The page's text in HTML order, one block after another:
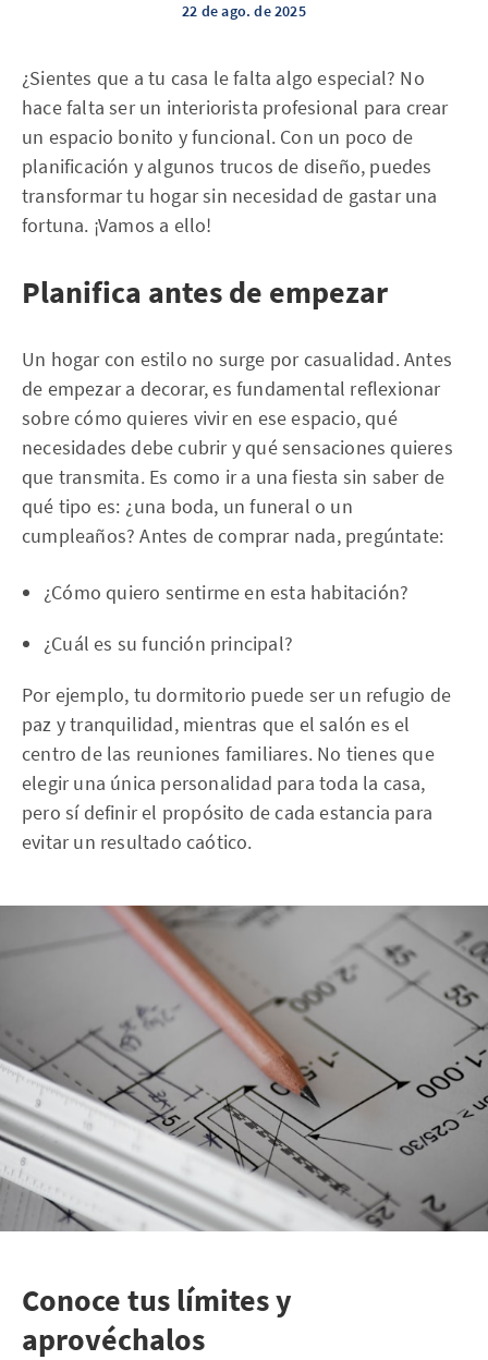
22 de ago. de 2025
¿Sientes que a tu casa le falta algo especial? No
hace falta ser un interiorista profesional para crear
un espacio bonito y funcional. Con un poco de
planificación y algunos trucos de diseño, puedes
transformar tu hogar sin necesidad de gastar una
fortuna. ¡Vamos a ello!
Planifica antes de empezar
Un hogar con estilo no surge por casualidad. Antes
de empezar a decorar, es fundamental reflexionar
sobre cómo quieres vivir en ese espacio, qué
necesidades debe cubrir y qué sensaciones quieres
que transmita. Es como ir a una fiesta sin saber de
qué tipo es: ¿una boda, un funeral o un
cumpleaños? Antes de comprar nada, pregúntate:
¿Cómo quiero sentirme en esta habitación?
¿Cuál es su función principal?
Por ejemplo, tu dormitorio puede ser un refugio de
paz y tranquilidad, mientras que el salón es el
centro de las reuniones familiares. No tienes que
elegir una única personalidad para toda la casa,
pero sí definir el propósito de cada estancia para
evitar un resultado caótico.
Conoce tus límites y
aprovéchalos